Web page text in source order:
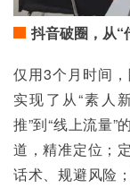
抖音破圈，从“
仅用3个月时间
实现了从“素人
推”到“线上流量
道，精准定位；
话术、规避风险